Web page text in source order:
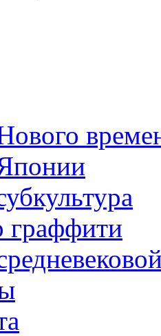
граффити